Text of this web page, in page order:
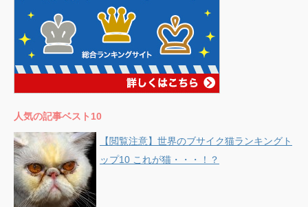
人気の記事ベスト10
【閲覧注意】世界のブサイク猫ランキングト
ップ10 これが猫・・・！？